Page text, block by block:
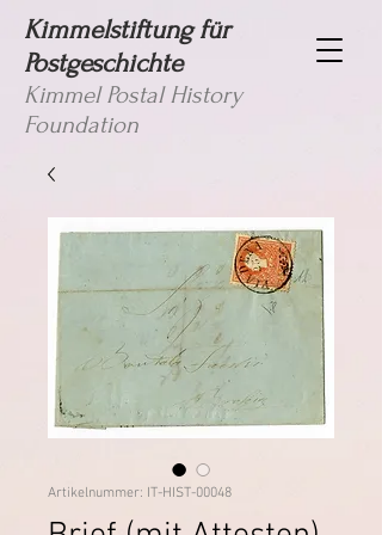
Kimmelstiftung für
Postgeschichte
Kimmel Postal History
Foundation
Artikelnummer: IT-HIST-00048